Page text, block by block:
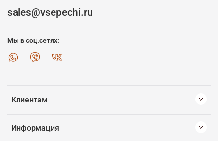
Клиентам
Информация
sales@vsepechi.ru
Мы в соц.сетях: